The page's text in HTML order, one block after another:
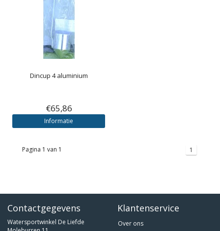
Dincup 4 aluminium
€65,86
Informatie
Pagina 1 van 1 1
Contactgegevens
Watersportwinkel De Liefde
Klantenservice
Over ons